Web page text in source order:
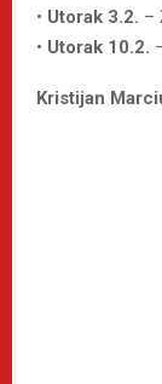
• Utorak 3.2. –
• Utorak 10.2.
Kristijan